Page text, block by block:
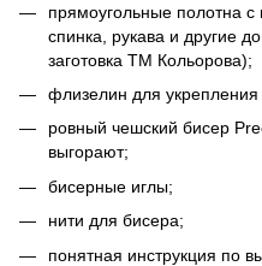
прямоугольные полотна
спинка, рукава и другие
заготовка ТМ Кольорова);
флизелин для укрепления
ровный чешский бисер
выгорают;
бисерные иглы;
нити для бисера;
понятная инструкция по